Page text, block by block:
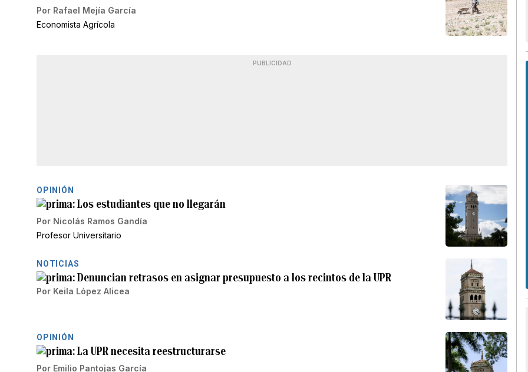
Por Rafael Mejía García
Economista Agrícola
PUBLICIDAD
OPINIÓN
Los estudiantes que no llegarán
Por Nicolás Ramos Gandía
Profesor Universitario
NOTICIAS
Denuncian retrasos en asignar presupuesto a los recintos de la UPR
Por Keila López Alicea
OPINIÓN
La UPR necesita reestructurarse
Por Emilio Pantojas García